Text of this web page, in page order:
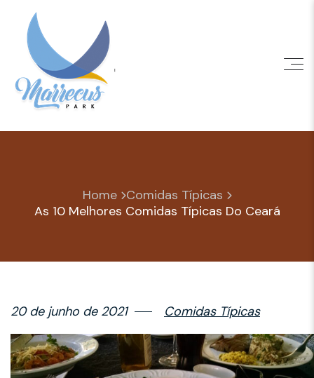
content
Home Comidas Típicas
As 10 Melhores Comidas Típicas Do Ceará
20 de junho de 2021 Comidas Típicas